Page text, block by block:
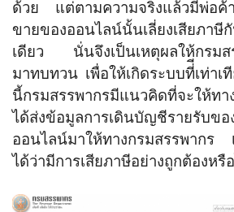
ด้วย แต่ตามความจริงแล้วมีพ่อค้
ขายของออนไลน์นั้นเลี่ยงเสียภาษี
เดียว นั่นจึงเป็นเหตุผลให้กรมส
มาทบทวน เพื่อให้เกิดระบบที่ีเท่า
นี้กรมสรรพากรมีแนวคิดที่จะให้ท
ได้ส่งข้อมูลการเดินบัญชีรายรับข
ออนไลน์มาให้ทางกรมสรรพากร
ได้ว่ามีการเสียภาษีอย่างถูกต้องหรื